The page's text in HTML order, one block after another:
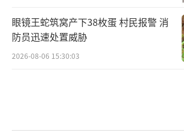
眼镜王蛇筑窝产下38枚蛋 村民报警 消
防员迅速处置威胁
2026-08-06 15:30:03